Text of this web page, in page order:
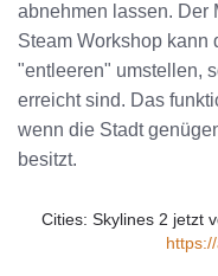
abnehmen lassen. Der
Steam Workshop kann
"entleeren" umstellen,
erreicht sind. Das
wenn die Stadt
besitzt.